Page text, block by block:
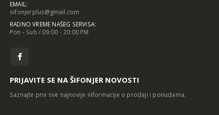
EMAIL:
sifonjerplus@gmail.com
RADNO VREME NAŠEG SERVISA:
Pon - Sub / 09:00 - 20:00 PM
PRIJAVITE SE NA ŠIFONJER NOVOSTI
Saznajte prvi sve najnovije informacije o prodaji i ponudama.